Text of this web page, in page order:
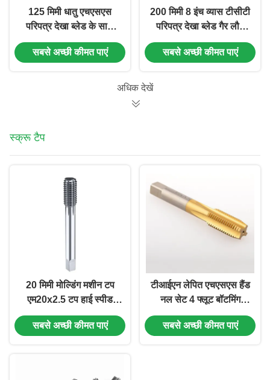
125 मिमी धातु एचएसएस
परिपत्र देखा ब्लेड के साथ
3/8 Arbor 80T एचएसएस
काटने ब्लेड
सबसे अच्छी कीमत पाएं
200 मिमी 8 इंच व्यास टीसीटी
परिपत्र देखा ब्लेड गैर लौह
काटने के लिए टंगस्टन
कार्बाइड टिप
सबसे अच्छी कीमत पाएं
अधिक देखें
स्क्रू टैप
20 मिमी मोल्डिंग मशीन टप
एम20x2.5 टप हाई स्पीड
स्टील लो कार्बन स्टील के लिए
सबसे अच्छी कीमत पाएं
टीआईएन लेपित एचएसएस हैंड
नल सेट 4 फ्लूट बॉटमिंग
फिनिशिंग स्ट्रेट फ्लूट नल
सबसे अच्छी कीमत पाएं